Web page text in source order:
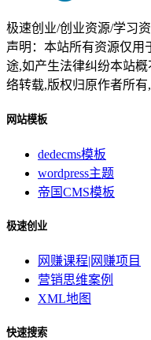
极速创业/创业资源/学习
声明：本站所有资源仅用
途,如产生法律纠纷本站
络转载,版权归原作者所
网站模板
dedecms模板
wordpress主题
帝国CMS模板
极速创业
网赚课程|网赚项目
营销思维案例
XML地图
快速搜索